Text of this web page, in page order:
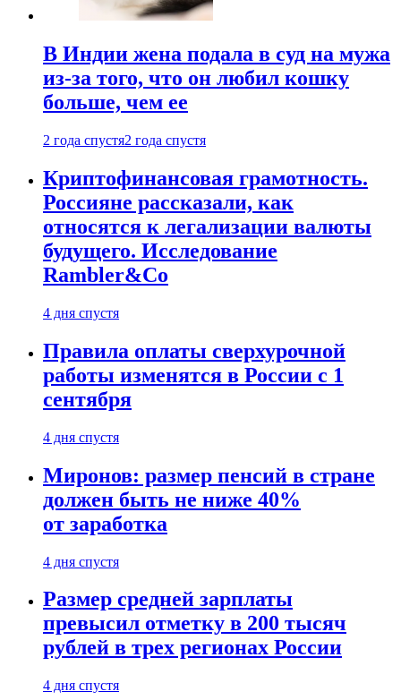
В Индии жена подала в суд на мужа
из-за того, что он любил кошку
больше, чем ее
2 года спустя2 года спустя
Криптофинансовая грамотность.
Россияне рассказали, как
относятся к легализации валюты
будущего. Исследование
Rambler&Co
4 дня спустя
Правила оплаты сверхурочной
работы изменятся в России с 1
сентября
4 дня спустя
Миронов: размер пенсий в стране
должен быть не ниже 40%
от заработка
4 дня спустя
Размер средней зарплаты
превысил отметку в 200 тысяч
рублей в трех регионах России
4 дня спустя